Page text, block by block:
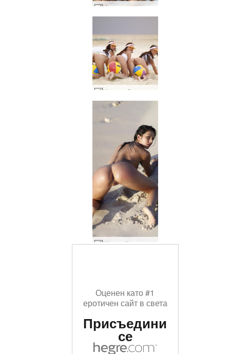
Жълти бикини Brigi #79
Оценен като #1
еротичен сайт в света
Присъедини
се